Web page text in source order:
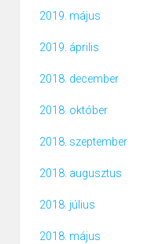
2019. május
2019. április
2018. december
2018. október
2018. szeptember
2018. augusztus
2018. július
2018. május